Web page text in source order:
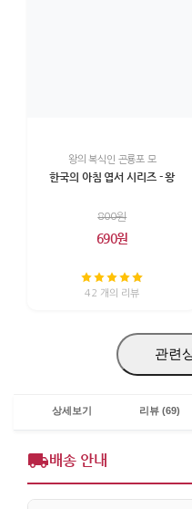
왕의 복식인 곤룡포 모
한국의 아침 엽서 시리즈 - 왕
800원
690원
42 개의 리뷰
관련
상세보기 리뷰 (69)
배송 안내